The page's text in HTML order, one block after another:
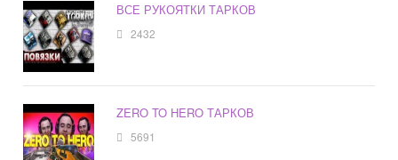
ВСЕ РУКОЯТКИ ТАРКОВ
2432
ZERO TO HERO ТАРКОВ
5691